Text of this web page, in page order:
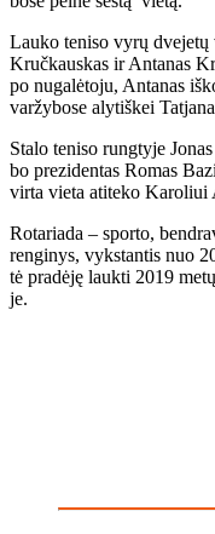
Lau­ko te­ni­so vy­rų dve­je­tų
Kruč­kaus­kas ir An­ta­nas
po nu­ga­lė­to­ju, An­ta­nas
var­žy­bo­se aly­tiš­kei
Sta­lo te­ni­so rung­ty­je
bo pre­zi­den­tas Ro­mas
vir­ta vie­ta ati­te­ko Ka­ro­liui
Ro­ta­ria­da – spor­to,
ren­gi­nys, vyks­tan­tis nuo
tė pra­dė­ję lauk­ti 2019
je.